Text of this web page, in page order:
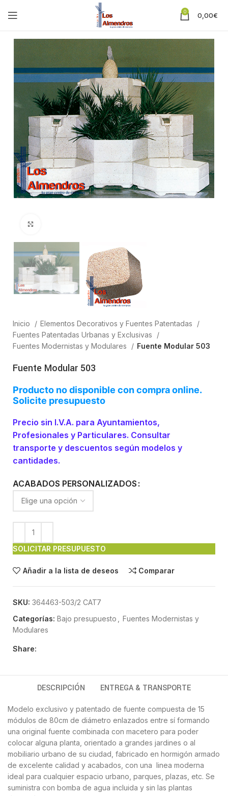
0 0,00€
Inicio
Elementos Decorativos y Fuentes Patentadas
Fuentes Patentadas Urbanas y Exclusivas
Fuentes Modernistas y Modulares
Fuente Modular 503
Fuente Modular 503
Producto no disponible con compra online.
Solicite presupuesto
Precio sin I.V.A. para Ayuntamientos,
Profesionales y Particulares. Consultar
transporte y descuentos según modelos y
cantidades.
ACABADOS PERSONALIZADOS
SOLICITAR PRESUPUESTO
Añadir a la lista de deseos Comparar
SKU: 364463-503/2 CAT7
Categorías: Bajo presupuesto
Fuentes Modernistas y
Modulares
Share:
DESCRIPCIÓN ENTREGA & TRANSPORTE
Modelo exclusivo y patentado de fuente compuesta de 15
módulos de 80cm de diámetro enlazados entre sí formando
una original fuente combinada con macetero para poder
colocar alguna planta, orientado a grandes jardines o al
mobiliario urbano de su ciudad, fabricado en hormigón armado
de excelente calidad y acabados, con una linea moderna
ideal para cualquier espacio urbano, parques, plazas, etc. Se
suministra con bomba de agua incluida y sin las plantas